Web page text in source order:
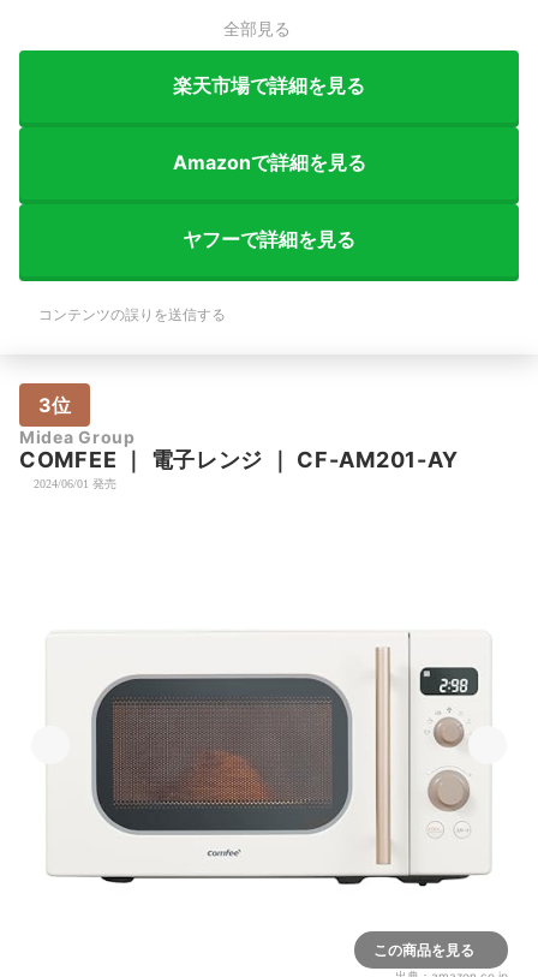
全部見る
楽天市場で詳細を見る
Amazonで詳細を見る
ヤフーで詳細を見る
コンテンツの誤りを送信する
3位
Midea Group
COMFEE 電子レンジ CF-AM201-AY
2024/06/01 発売
この商品を見る